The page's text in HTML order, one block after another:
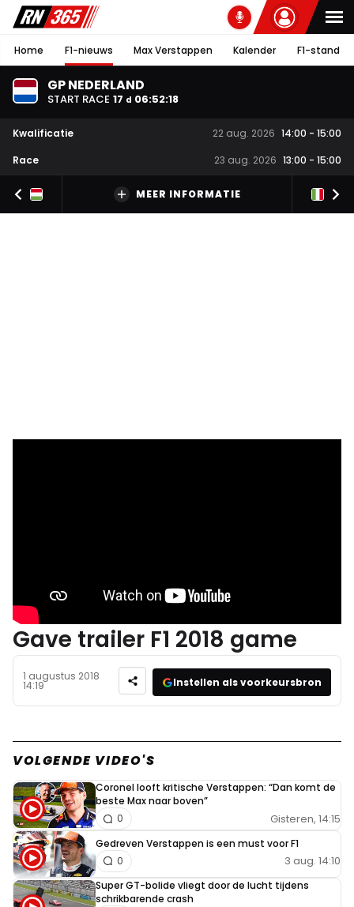
Home F1-nieuws Max Verstappen Kalender F1-stand
GP NEDERLAND
START RACE 17 d 06:52:17
Kwalificatie 22 aug. 2026 14:00 - 15:00
Race
23 aug. 2026 13:00 - 15:00
MEER INFORMATIE
Gave trailer F1 2018 game
1 augustus 2018
14:19 Instellen als voorkeursbron
VOLGENDE VIDEO'S
Coronel looft kritische Verstappen: “Dan komt de
beste Max naar boven”
Gisteren, 14:15
0
Gedreven Verstappen is een must voor F1
3 aug. 14:10
0
Super GT-bolide vliegt door de lucht tijdens
schrikbarende crash